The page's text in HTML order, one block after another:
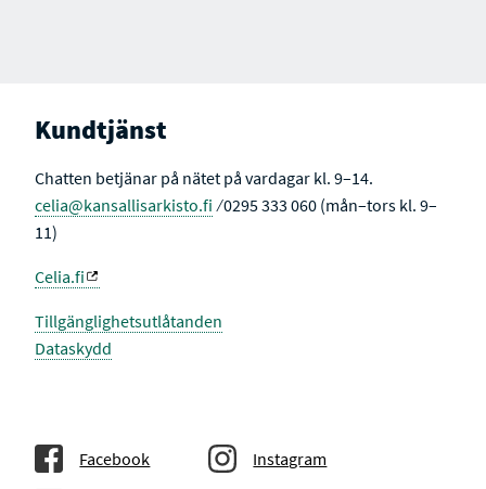
Kundtjänst
Chatten betjänar på nätet på vardagar kl. 9–14.
celia@kansallisarkisto.fi ⁄ 0295 333 060 (mån–tors kl. 9–
11)
Celia.fi
Tillgänglighetsutlåtanden
Dataskydd
Facebook Instagram